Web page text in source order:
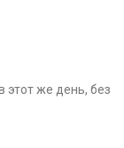
этот же день, без